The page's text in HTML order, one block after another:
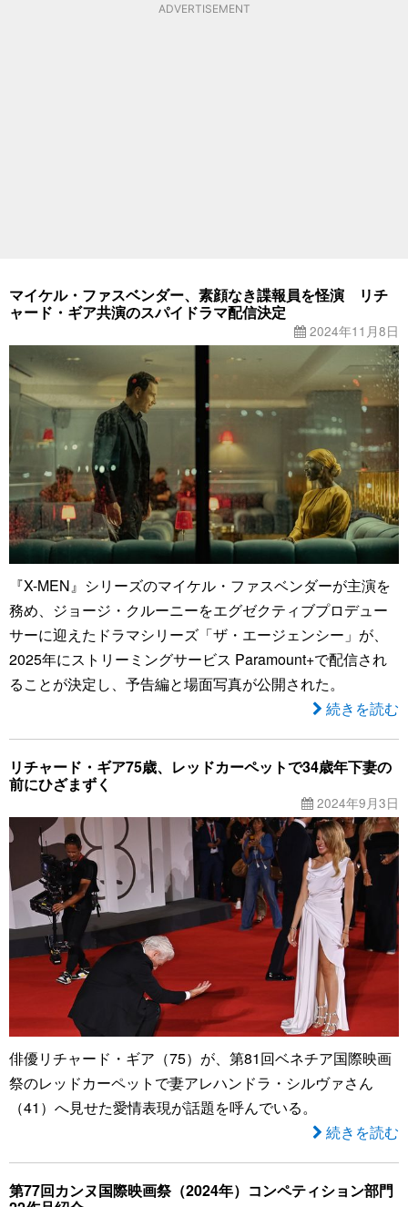
ADVERTISEMENT
マイケル・ファスベンダー、素顔なき諜報員を怪演 リチ
ャード・ギア共演のスパイドラマ配信決定
2024年11月8日
『X-MEN』シリーズのマイケル・ファスベンダーが主演を
務め、ジョージ・クルーニーをエグゼクティブプロデュー
サーに迎えたドラマシリーズ「ザ・エージェンシー」が、
2025年にストリーミングサービス Paramount+で配信され
ることが決定し、予告編と場面写真が公開された。
続きを読む
リチャード・ギア75歳、レッドカーペットで34歳年下妻の
前にひざまずく
2024年9月3日
俳優リチャード・ギア（75）が、第81回ベネチア国際映画
祭のレッドカーペットで妻アレハンドラ・シルヴァさん
（41）へ見せた愛情表現が話題を呼んでいる。
続きを読む
第77回カンヌ国際映画祭（2024年）コンペティション部門